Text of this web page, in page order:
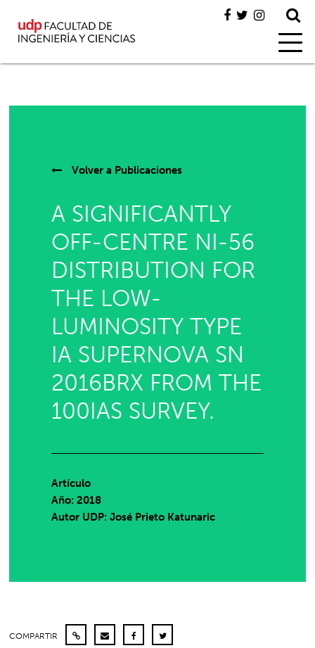
Volver a Publicaciones
A SIGNIFICANTLY
OFF-CENTRE NI-56
DISTRIBUTION FOR
THE LOW-
LUMINOSITY TYPE
IA SUPERNOVA SN
2016BRX FROM THE
100IAS SURVEY.
Artículo
Año: 2018
Autor UDP:José Prieto Katunaric
COMPARTIR